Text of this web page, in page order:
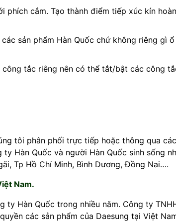
phích cắm. Tạo thành điểm tiếp xúc kín
sản phẩm Hàn Quốc chứ không riêng gì ổ
công tắc riêng nên có thể tắt/bật các công
tôi phân phối trực tiếp hoặc thông qua
Hàn Quốc và người Hàn Quốc sinh sống
Tp Hồ Chí Minh, Bình Dương, Đồng Nai….
Nam.
ty Hàn Quốc trong nhiều năm. Công ty
các sản phẩm của Daesung tại Việt